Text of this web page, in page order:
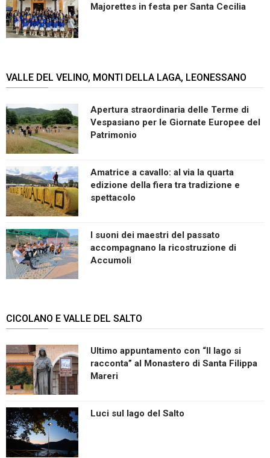
Majorettes in festa per Santa Cecilia
VALLE DEL VELINO, MONTI DELLA LAGA, LEONESSANO
Apertura straordinaria delle Terme di
Vespasiano per le Giornate Europee del
Patrimonio
Amatrice a cavallo: al via la quarta
edizione della fiera tra tradizione e
spettacolo
I suoni dei maestri del passato
accompagnano la ricostruzione di
Accumoli
CICOLANO E VALLE DEL SALTO
Ultimo appuntamento con “Il lago si
racconta” al Monastero di Santa Filippa
Mareri
Luci sul lago del Salto